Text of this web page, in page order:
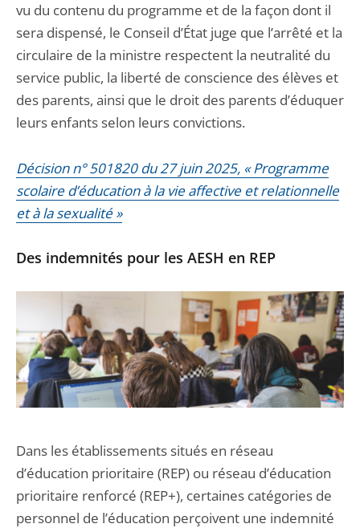
vu du contenu du programme et de la façon dont il
sera dispensé, le Conseil d’État juge que l’arrêté et la
circulaire de la ministre respectent la neutralité du
service public, la liberté de conscience des élèves et
des parents, ainsi que le droit des parents d’éduquer
leurs enfants selon leurs convictions.
Décision n° 501820 du 27 juin 2025, « Programme
scolaire d’éducation à la vie affective et relationnelle
et à la sexualité »
Des indemnités pour les AESH en REP
Dans les établissements situés en réseau
d’éducation prioritaire (REP) ou réseau d’éducation
prioritaire renforcé (REP+), certaines catégories de
personnel de l’éducation perçoivent une indemnité